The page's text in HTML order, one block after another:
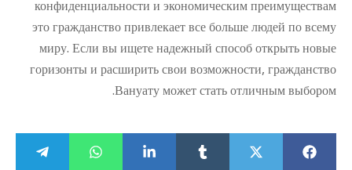
конфиденциальности и экономическим преимуществам
это гражданство привлекает все больше людей по всему
миру. Если вы ищете надежный способ открыть новые
горизонты и расширить свои возможности, гражданство
Вануату может стать отличным выбором.